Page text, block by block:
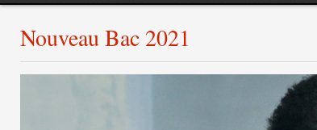
Nouveau Bac 2021